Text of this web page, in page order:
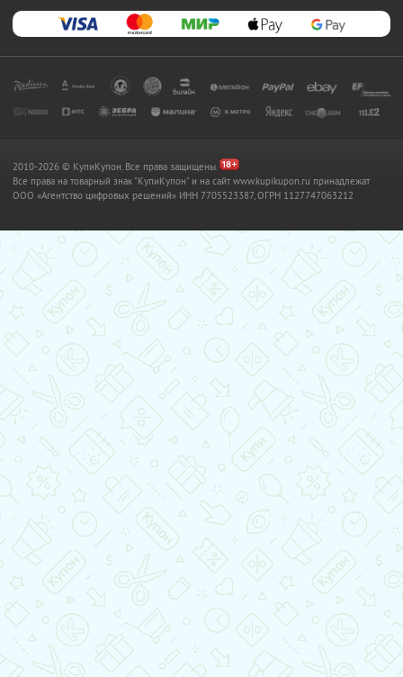
2010-2026 © КупиКупон. Все права защищены.
Все права на товарный знак "КупиКупон" и на сайт www.kupikupon.ru принадлежат
OOO «Агентство цифровых решений» ИНН 7705523387, ОГРН 1127747063212